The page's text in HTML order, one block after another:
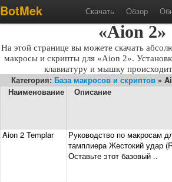
BotMek Скачать Обзор
Готовые макросы и
«Aion 2»
На этой странице вы можете скачать
макросы и скрипты для «Aion 2».
клавиатуру и мышку
Категория: База макросов и скриптов »
Наименование
Описание
Aion 2 Templar
Руководство по макросам
тамплиера Жестокий удар
Оставьте этот базовый ..